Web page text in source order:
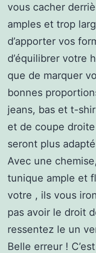
vous cacher
amples et trop
d’apporter vos
d’équilibrer votre
que de marquer
bonnes
jeans, bas et t-
et de coupe
seront plus
Avec une
tunique ample et
votre , ils vous
pas avoir le droit
ressentez le un
Belle erreur !